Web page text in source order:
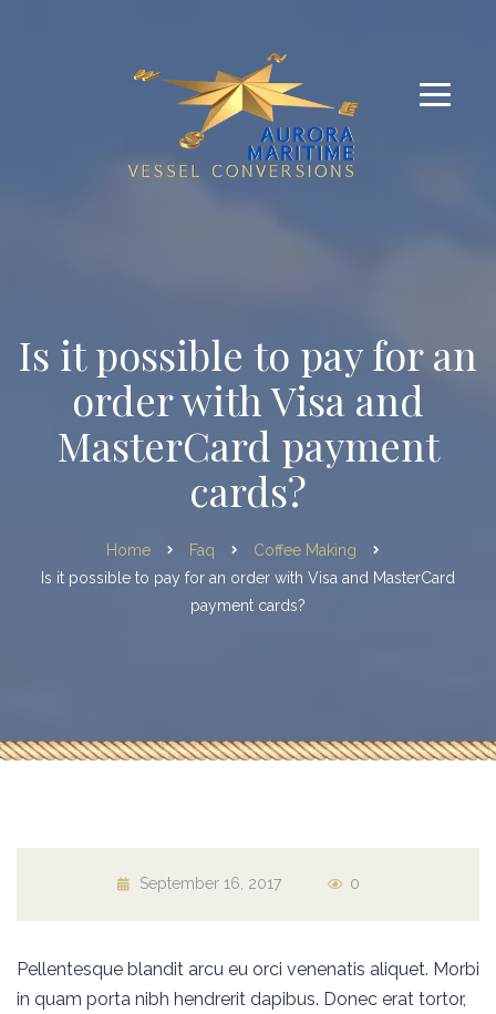
Is it possible to pay for an
order with Visa and
MasterCard payment
cards?
Home Faq
Coffee Making
Is it possible to pay for an order with Visa and MasterCard
payment cards?
September 16, 2017 0
Pellentesque blandit arcu eu orci venenatis aliquet. Morbi
in quam porta nibh hendrerit dapibus. Donec erat tortor,